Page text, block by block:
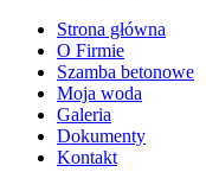
Strona główna
O Firmie
Szamba betonowe
Moja woda
Galeria
Dokumenty
Kontakt